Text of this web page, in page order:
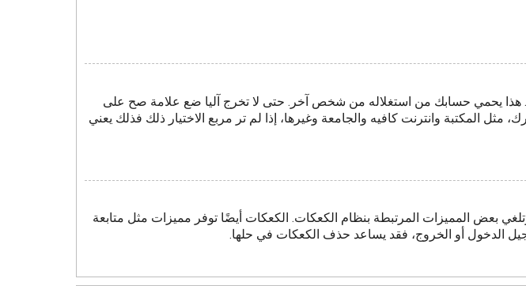
هذا يحمي حسابك من استغلاله من شخص آخر. حتى لا تخرج آليا ضع علامة صح على
المكتبة وانترنت كافيه والجامعة وغيرها، إذا لم تر مربع الاختيار ذلك فذلك يعني
بعض المميزات المرتبطة بنظام الكعكات. الكعكات أيضًا توفر مميزات مثل متابعة
الدخول أو الخروج، فقد يساعد حذف الكعكات في حلها.